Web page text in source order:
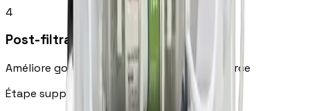
4
Post-filtration carbone
Améliore goût — eau proche de l'eau de source
Étape supplémentaire pour Ouarzazate